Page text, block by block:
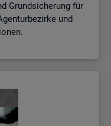
Grundsicherung für
und